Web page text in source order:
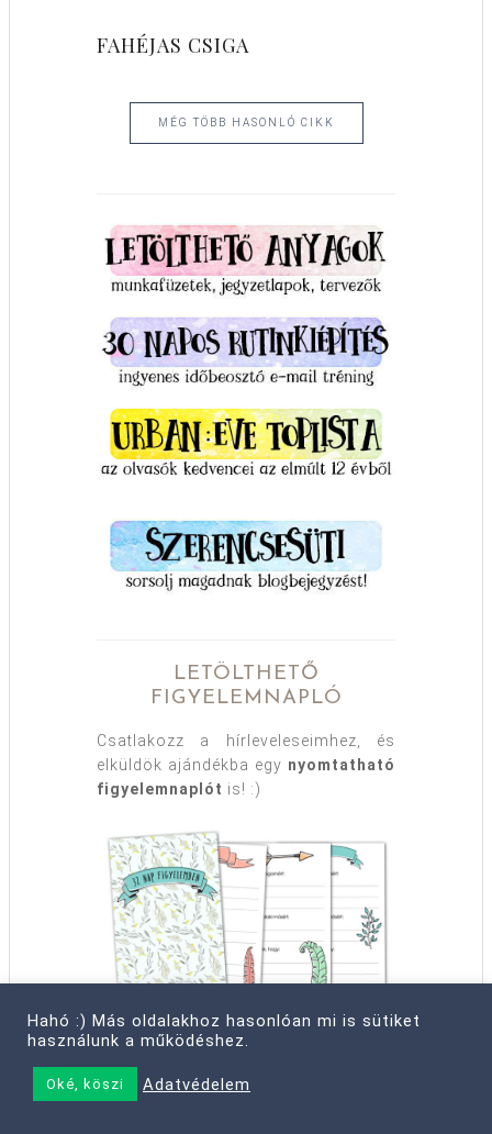
FAHÉJAS CSIGA
MÉG TÖBB HASONLÓ CIKK
LETÖLTHETŐ
FIGYELEMNAPLÓ
Csatlakozz a hírleveleseimhez, és
elküldök ajándékba egy nyomtatható
figyelemnaplót is! :)
Hahó :) Más oldalakhoz hasonlóan mi is sütiket
használunk a működéshez.
Oké, köszi Adatvédelem